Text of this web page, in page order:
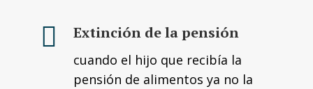
Extinción de la pensión
cuando el hijo que recibía la
pensión de alimentos ya no la